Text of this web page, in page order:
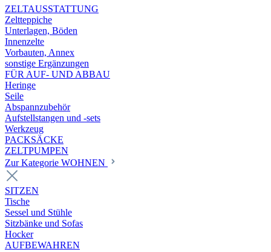
ZELTAUSSTATTUNG
Zeltteppiche
Unterlagen, Böden
Innenzelte
Vorbauten, Annex
sonstige Ergänzungen
FÜR AUF- UND ABBAU
Heringe
Seile
Abspannzubehör
Aufstellstangen und -sets
Werkzeug
PACKSÄCKE
ZELTPUMPEN
Zur Kategorie WOHNEN
SITZEN
Tische
Sessel und Stühle
Sitzbänke und Sofas
Hocker
AUFBEWAHREN